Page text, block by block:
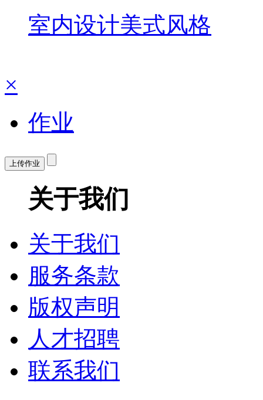
室内设计美式风格
×
作业
上传作业
关于我们
关于我们
服务条款
版权声明
人才招聘
联系我们